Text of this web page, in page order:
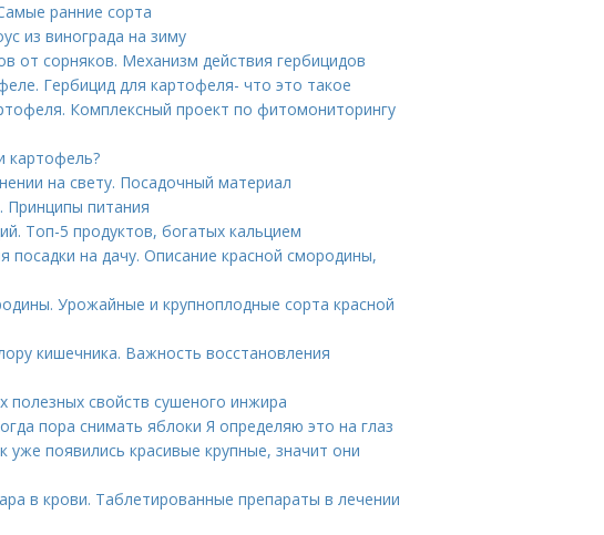
ранние сорта
из винограда на зиму
от сорняков. Механизм действия гербицидов
Гербицид для картофеля- что это такое
Комплексный проект по фитомониторингу
картофель?
на свету. Посадочный материал
Принципы питания
Топ-5 продуктов, богатых кальцием
посадки на дачу. Описание красной смородины,
Урожайные и крупноплодные сорта красной
кишечника. Важность восстановления
свойств сушеного инжира
пора снимать яблоки Я определяю это на глаз
уже появились красивые крупные, значит они
в крови. Таблетированные препараты в лечении